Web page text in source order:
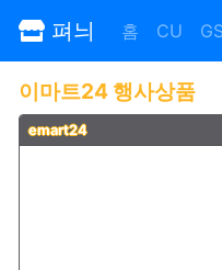
펴늬 홈 CU
이마트24 행사상품
emart24